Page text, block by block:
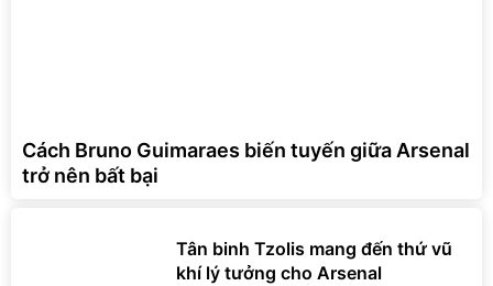
Cách Bruno Guimaraes biến tuyến giữa Arsenal
trở nên bất bại
Tân binh Tzolis mang đến thứ vũ
khí lý tưởng cho Arsenal